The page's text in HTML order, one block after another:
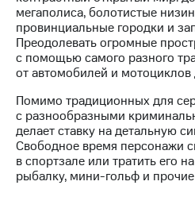
Описание
Еврооблигации-2023
Уведомление
о
именных
облигаций
Другое
Регистратор
Реквизиты
мегаполиса, болотистые
провинциальные городки и
Преодолевать огромные
с помощью самого разного
от автомобилей и мотоциклов
Помимо традиционных для
с разнообразными
делает ставку на детальную
Свободное время персонажи
в спортзале или тратить его
рыбалку, мини-гольф и прочие